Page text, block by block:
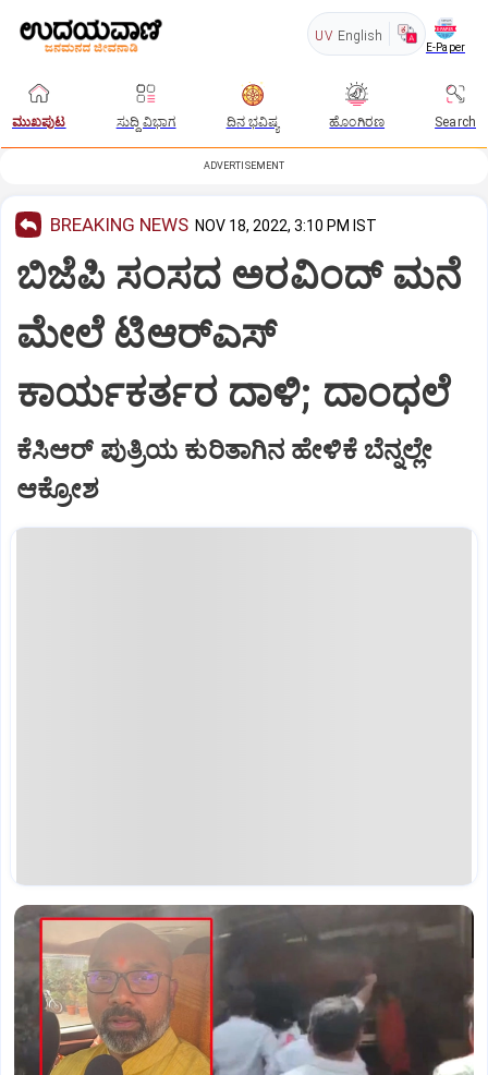
UV English
E-Paper
ಮುಖಪುಟ ಸುದ್ದಿ ವಿಭಾಗ ದಿನ ಭವಿಷ್ಯ ಹೊಂಗಿರಣ Search
ADVERTISEMENT
BREAKING NEWS NOV 18, 2022, 3:10 PM IST
ಬಿಜೆಪಿ ಸಂಸದ ಅರವಿಂದ್ ಮನೆ
ಮೇಲೆ ಟಿಆರ್‌ಎಸ್
ಕಾರ್ಯಕರ್ತರ ದಾಳಿ; ದಾಂಧಲೆ
ಕೆಸಿಆರ್ ಪುತ್ರಿಯ ಕುರಿತಾಗಿನ ಹೇಳಿಕೆ ಬೆನ್ನಲ್ಲೇ
ಆಕ್ರೋಶ